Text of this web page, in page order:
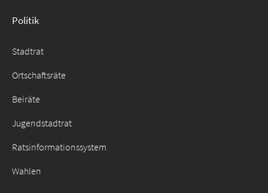
Politik
Stadtrat
Ortschaftsräte
Beiräte
Jugendstadtrat
Ratsinformationssystem
Wahlen